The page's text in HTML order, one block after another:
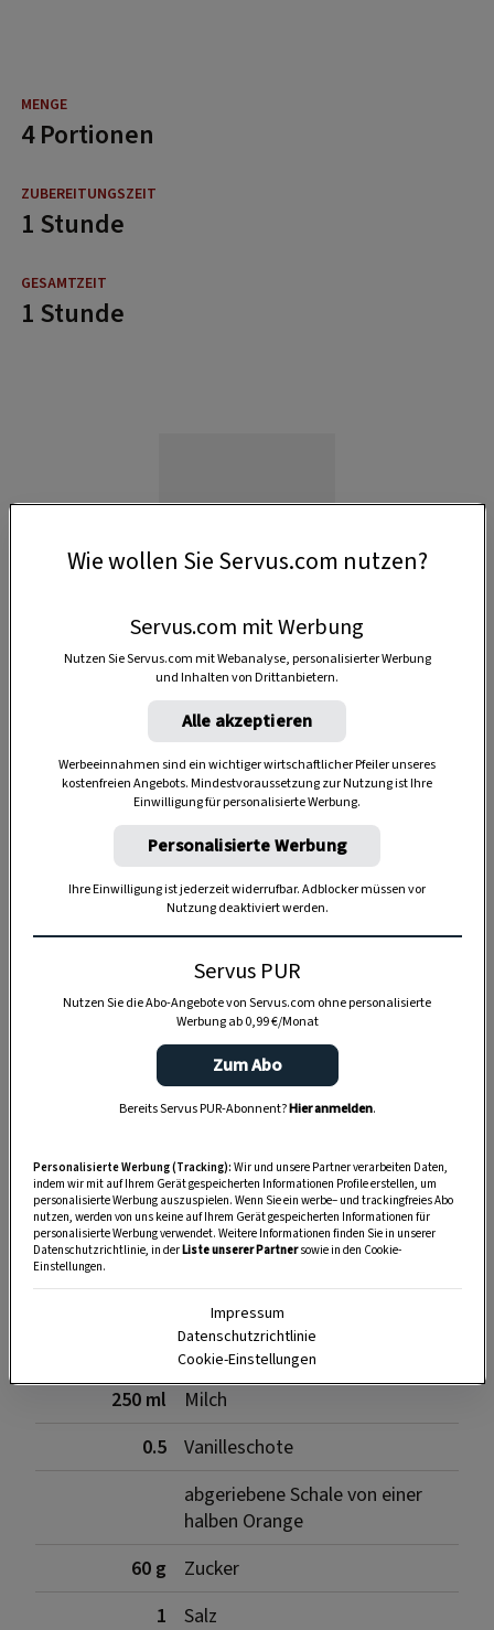
4 Portionen
1 Stunde
1 Stunde
Anzeige
SPEICHERN DRUCKEN
Zutaten
250 ml
Milch
0.5
Vanilleschote
abgeriebene Schale von einer
halben Orange
60 g
Zucker
1
Salz
Wie wollen Sie Servus.com nutzen?
Servus.com mit Werbung
Nutzen Sie Servus.com mit Webanalyse, personalisierter Werbung
und Inhalten von Drittanbietern.
Alle akzeptieren
Werbeeinnahmen sind ein wichtiger wirtschaftlicher Pfeiler unseres
kostenfreien Angebots. Mindestvoraussetzung zur Nutzung ist Ihre
Einwilligung für personalisierte Werbung.
Personalisierte Werbung
Ihre Einwilligung ist jederzeit widerrufbar. Adblocker müssen vor
Nutzung deaktiviert werden.
Servus PUR
Nutzen Sie die Abo-Angebote von Servus.com ohne personalisierte
Werbung ab 0,99 €/Monat
Zum Abo
Bereits Servus PUR-Abonnent?Hier anmelden.
Personalisierte Werbung (Tracking): Wir und unsere Partner verarbeiten Daten,
indem wir mit auf Ihrem Gerät gespeicherten Informationen Profile erstellen, um
personalisierte Werbung auszuspielen. Wenn Sie ein werbe– und trackingfreies Abo
nutzen, werden von uns keine auf Ihrem Gerät gespeicherten Informationen für
personalisierte Werbung verwendet. Weitere Informationen finden Sie in unserer
Datenschutzrichtlinie, in derListe unserer Partnersowie in den Cookie-
Einstellungen.
Impressum
Datenschutzrichtlinie
Cookie-Einstellungen